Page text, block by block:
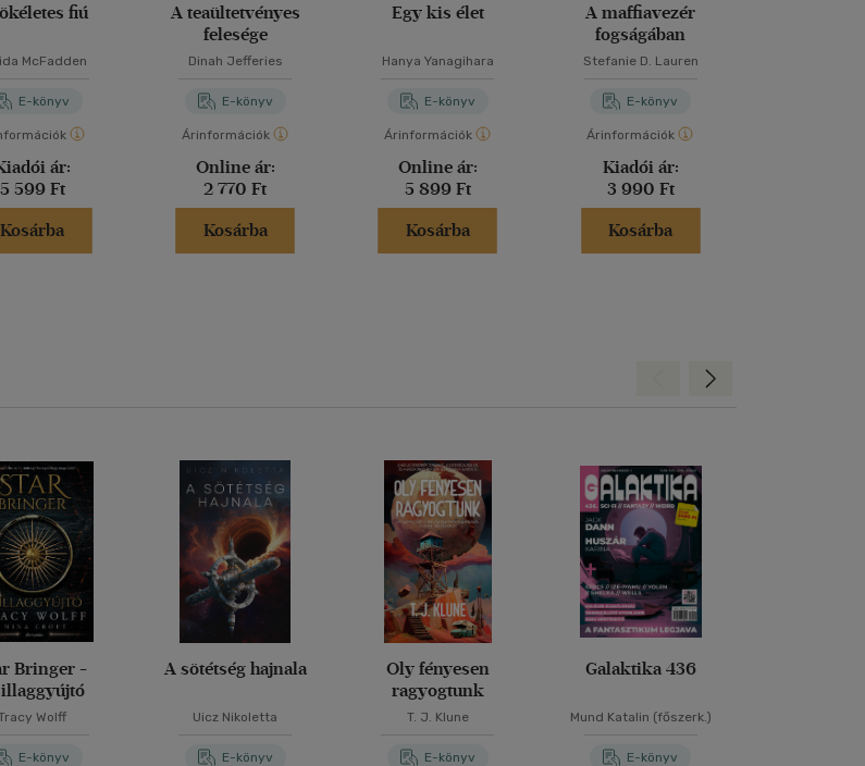
fiú
McFadden
E-könyv
ár:
5 599 Ft
Kosárba
A teaültetvényes
felesége
Dinah Jefferies
E-könyv
Árinformációk
Online ár:
2 770 Ft
Kosárba
Egy kis élet
Hanya Yanagihara
E-könyv
Árinformációk
Online ár:
5 899 Ft
Kosárba
A maffiavezér
fogságában
Stefanie D. Lauren
E-könyv
Árinformációk
Kiadói ár:
3 990 Ft
Kosárba
Bringer -
Wolff
E-könyv
A sötétség hajnala
Uicz Nikoletta
E-könyv
Oly fényesen
ragyogtunk
T. J. Klune
E-könyv
Galaktika 436
Mund Katalin (főszerk.)
E-könyv
Előre